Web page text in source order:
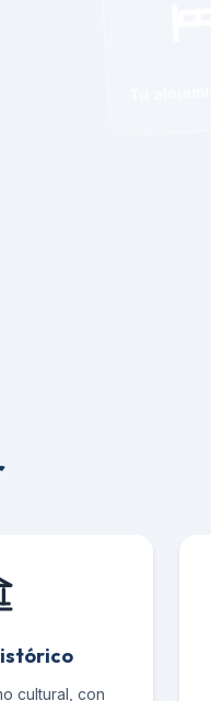
cultural, con